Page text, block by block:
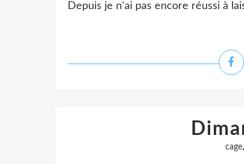
Depuis je n'ai pas encore réussi à
cage,